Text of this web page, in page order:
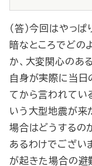
（答）今回はやっ
暗なところでどの
か、大変関心のあ
自身が実際に当日
てから言われてい
いう大型地震が来
場合はどうするの
あるわけでござい
が起きた場合の避